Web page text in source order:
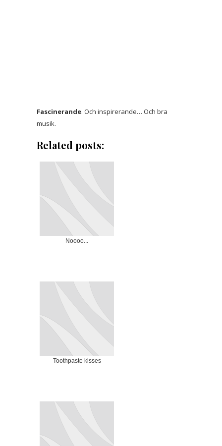
Fascinerande. Och inspirerande… Och bra
musik.
Related posts:
Noooo...
Toothpaste kisses